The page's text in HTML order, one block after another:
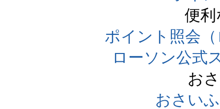
便
ポイント照会
ローソン公式
お
おさい